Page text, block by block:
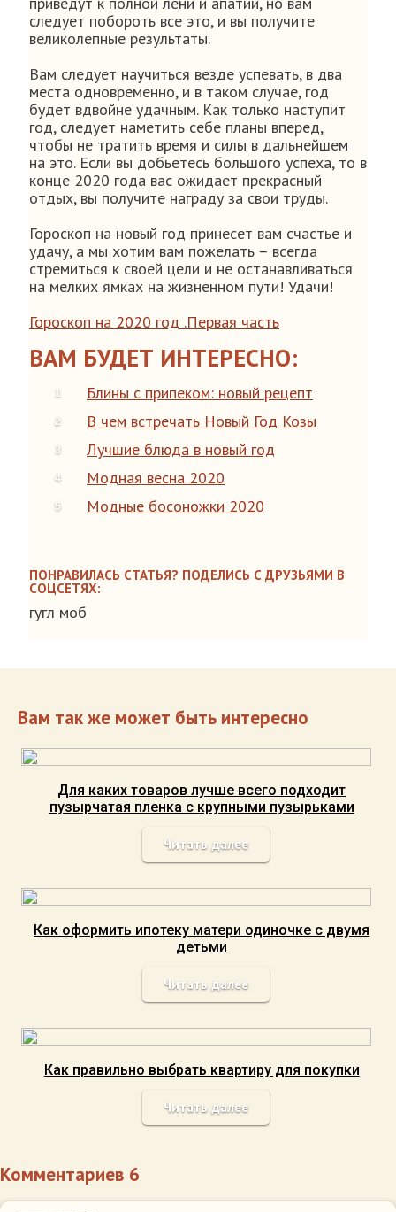
следует побороть все это, и вы получите
великолепные результаты.
Вам следует научиться везде успевать, в два
места одновременно, и в таком случае, год
будет вдвойне удачным. Как только наступит
год, следует наметить себе планы вперед,
чтобы не тратить время и силы в дальнейшем
на это. Если вы добьетесь большого успеха, то в
конце 2020 года вас ожидает прекрасный
отдых, вы получите награду за свои труды.
Гороскоп на новый год принесет вам счастье и
удачу, а мы хотим вам пожелать – всегда
стремиться к своей цели и не останавливаться
на мелких ямках на жизненном пути! Удачи!
Гороскоп на 2020 год .Первая часть
ВАМ БУДЕТ ИНТЕРЕСНО:
Блины с припеком: новый рецепт
В чем встречать Новый Год Козы
Лучшие блюда в новый год
Модная весна 2020
Модные босоножки 2020
ПОНРАВИЛАСЬ СТАТЬЯ? ПОДЕЛИСЬ С ДРУЗЬЯМИ В
СОЦСЕТЯХ:
гугл моб
Вам так же может быть интересно
Для каких товаров лучше всего подходит
пузырчатая пленка с крупными пузырьками
Читать далее
Как оформить ипотеку матери одиночке с двумя
детьми
Читать далее
Как правильно выбрать квартиру для покупки
Читать далее
Комментариев 6